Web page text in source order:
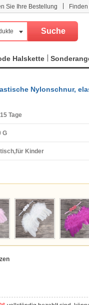
Sie Ihre Bestellung
Halskette
Nylonschnur,
Tage
G
Kinder